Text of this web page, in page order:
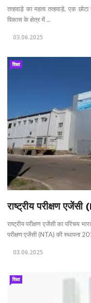
तत्हवाड़े का महत्व तत्हवाड़े, एक
विकास के क्षेत्र में ...
03.06.2025
शिक्षा
राष्ट्रीय परीक्षण
राष्ट्रीय परीक्षण एजेंसी का परिचय
परीक्षण एजेंसी (NTA) की स्थापना
03.06.2025
शिक्षा